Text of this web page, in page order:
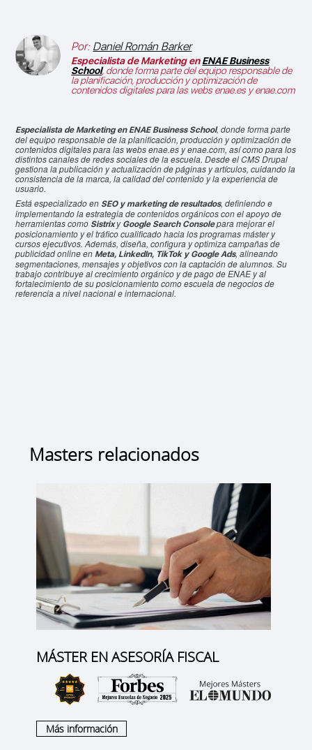
Por: Daniel Román Barker
Especialista de Marketing enENAE Business
School, donde forma parte del equipo responsable de
la planificación, producción y optimización de
contenidos digitales para las webs enae.es y enae.com
Especialista de Marketing en ENAE Business School, donde forma parte
del equipo responsable de la planificación, producción y optimización de
contenidos digitales para las webs enae.es y enae.com, así como para los
distintos canales de redes sociales de la escuela. Desde el CMS Drupal
gestiona la publicación y actualización de páginas y artículos, cuidando la
consistencia de la marca, la calidad del contenido y la experiencia de
usuario.
Está especializado en SEO y marketing de resultados, definiendo e
implementando la estrategia de contenidos orgánicos con el apoyo de
herramientas como Sistrixy Google Search Consolepara mejorar el
posicionamiento y el tráfico cualificado hacia los programas máster y
cursos ejecutivos. Además, diseña, configura y optimiza campañas de
publicidad online en Meta, LinkedIn, TikTok y Google Ads, alineando
segmentaciones, mensajes y objetivos con la captación de alumnos. Su
trabajo contribuye al crecimiento orgánico y de pago de ENAE y al
fortalecimiento de su posicionamiento como escuela de negocios de
referencia a nivel nacional e internacional.
Masters relacionados
MÁSTER EN ASESORÍA FISCAL
Más información